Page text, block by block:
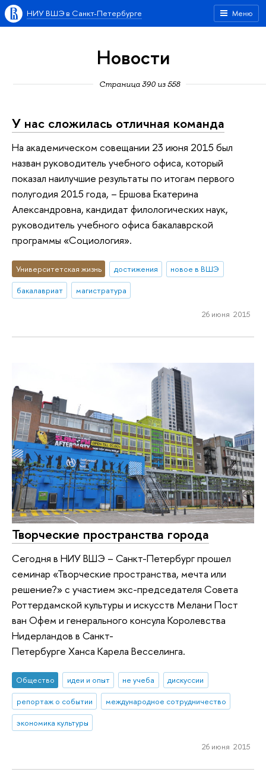
Меню
НИУ ВШЭ в Санкт-Петербурге
Новости
Страница 390 из 558
У нас сложилась отличная команда
На академическом совещании 23 июня 2015 был
назван руководитель учебного офиса, который
показал наилучшие результаты по итогам первого
полугодия 2015 года, – Ершова Екатерина
Александровна, кандидат филологических наук,
руководитель учебного офиса бакалаврской
программы «Социология».
Университетская жизнь достижения
новое в ВШЭ
бакалавриат
магистратура
26 июня 2015
Творческие пространства города
Сегодня в НИУ ВШЭ – Санкт-Петербург прошел
семинар «Творческие пространства, мечта или
решение?» с участием экс-председателя Совета
Роттердамской культуры и искусств Мелани Пост
ван Офем и генерального консула Королевства
Нидерландов в Санкт-
Петербурге Ханса Карела Весселинга.
Общество идеи и опыт не учеба
дискуссии
репортаж о событии
международное сотрудничество
экономика культуры
26 июня 2015